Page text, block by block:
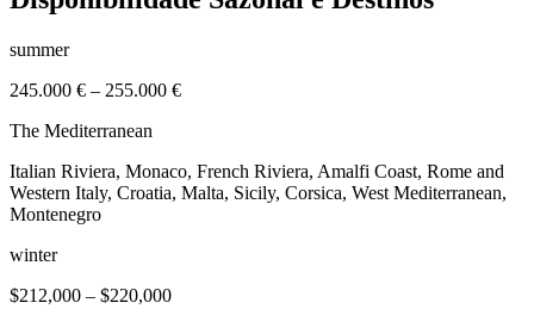
summer
245.000 € – 255.000 €
The Mediterranean
Italian Riviera, Monaco, French Riviera, Amalfi Coast, Rome and
Western Italy, Croatia, Malta, Sicily, Corsica, West Mediterranean,
Montenegro
winter
$212,000 – $220,000